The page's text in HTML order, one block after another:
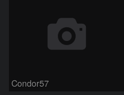
Condor57